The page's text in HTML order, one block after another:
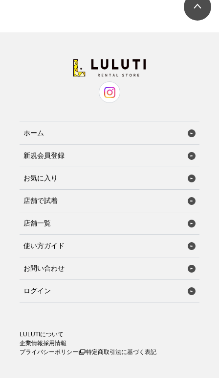
ホーム
新規会員登録
お気に入り
店舗で試着
店舗一覧
使い方ガイド
お問い合わせ
ログイン
LULUTIについて
企業情報採用情報
プライバシーポリシー
特定商取引法に基づく表記